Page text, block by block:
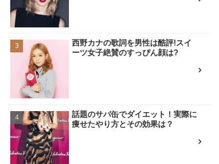
西野カナの歌詞を男性は酷評!スイ
ーツ女子絶賛のすっぴん顔は?
話題のサバ缶でダイエット！実際に
痩せたやり方とその効果は？